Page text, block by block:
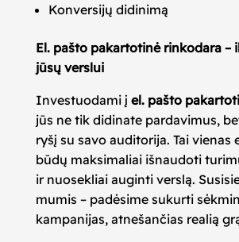
Konversijų didinimą
El. pašto pakartotinė rinkodara –
jūsų verslui
Investuodami į el. pašto
jūs ne tik didinate pardavimus,
ryšį su savo auditorija. Tai vienas
būdų maksimaliai išnaudoti
ir nuosekliai auginti verslą.
mumis – padėsime sukurti
kampanijas, atnešančias realią